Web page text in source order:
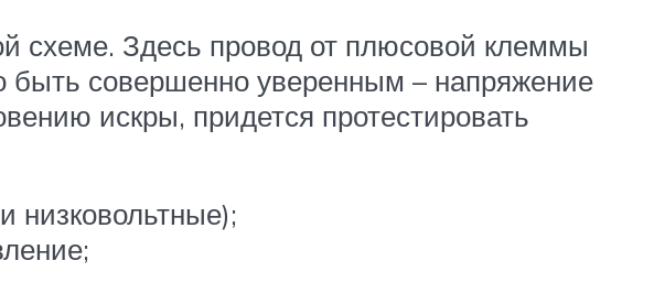
схеме. Здесь провод от плюсовой клеммы
быть совершенно уверенным – напряжение
искры, придется протестировать
низковольтные);